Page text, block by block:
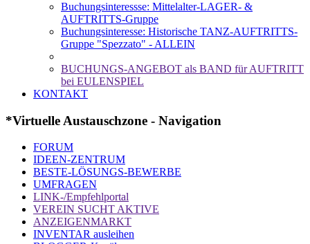
Buchungsinteressse: Mittelalter-LAGER- &
AUFTRITTS-Gruppe
Buchungsinteresse: Historische TANZ-AUFTRITTS-
Gruppe "Spezzato" - ALLEIN
BUCHUNGS-ANGEBOT als BAND für AUFTRITT
bei EULENSPIEL
KONTAKT
*Virtuelle Austauschzone - Navigation
FORUM
IDEEN-ZENTRUM
BESTE-LÖSUNGS-BEWERBE
UMFRAGEN
LINK-/Empfehlportal
VEREIN SUCHT AKTIVE
ANZEIGENMARKT
INVENTAR ausleihen